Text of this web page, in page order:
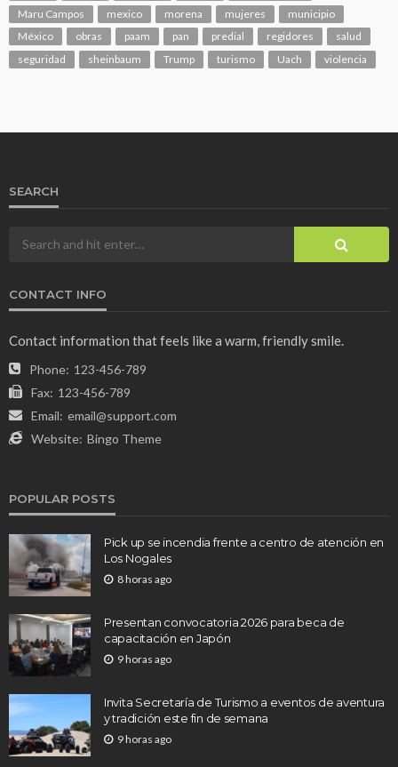
Maru Campos
mexico morena mujeres
municipio
México
obras paam pan predial regidores
salud
seguridad
sheinbaum Trump turismo Uach violencia
SEARCH
CONTACT INFO
Contact information that feels like a warm, friendly smile.
Phone: 123-456-789
Fax: 123-456-789
Email: email@support.com
Website: Bingo Theme
POPULAR POSTS
Pick up se incendia frente a centro de atención en
Los Nogales
8 horas ago
Presentan convocatoria 2026 para beca de
capacitación en Japón
9 horas ago
Invita Secretaría de Turismo a eventos de aventura
y tradición este fin de semana
9 horas ago